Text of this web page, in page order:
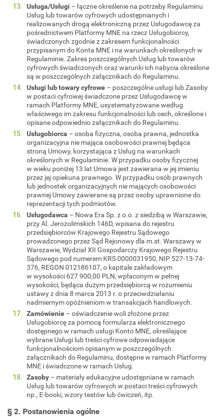
Usługa/Usługi – łączne określenie na potrzeby Regulaminu
Usług lub towarów cyfrowych udostępnianych i
realizowanych drogą elektroniczną przez Usługodawcę za
pośrednictwem Platformy MNE na rzecz Usługobiorcy,
świadczonych zgodnie z zakresem funkcjonalności
przypisanym do Konta MNE i na warunkach określonych w
Regulaminie. Zakres poszczególnych Usług lub towarów
cyfrowych świadczonych oraz warunki ich nabycia określone
są w poszczególnych załącznikach do Regulaminu.
Usługi lub towary cyfrowe – poszczególne usługi lub Zasoby
w postaci cyfrowej świadczone przez Usługodawcę w
ramach Platformy MNE, usystematyzowane według
właściwego im zakresu funkcjonalności lub cech, określone i
opisane odpowiednio załącznikach do Regulaminu.
Usługobiorca – osoba fizyczna, osoba prawna, jednostka
organizacyjna nie mająca osobowości prawnej będąca
stroną Umowy, korzystająca z Usług na warunkach
określonych w Regulaminie. W przypadku osoby fizycznej
w wieku poniżej 13 lat Umowa jest zawierana w jej imieniu
przez jej opiekuna prawnego. W przypadku osób prawnych
lub jednostek organizacyjnych nie mających osobowości
prawnej Umowy zawierane są przez osoby uprawnione do
reprezentacji tych podmiotów.
Usługodawca – Nowa Era Sp. z o.o. z siedzibą w Warszawie,
przy Al. Jerozolimskich 146D, wpisana do rejestru
przedsiębiorców Krajowego Rejestru Sądowego
prowadzonego przez Sąd Rejonowy dla m.st. Warszawy w
Warszawie, Wydział XII Gospodarczy Krajowego Rejestru
Sądowego pod numerem KRS 0000031950, NIP 527-13-74-
376, REGON 012186107, o kapitale zakładowym
w wysokości 627 900,00 PLN, wpłaconym w pełnej
wysokości, będąca dużym przedsiębiorcą w rozumieniu
ustawy z dnia 8 marca 2013 r. o przeciwdziałaniu
nadmiernym opóźnieniom w transakcjach handlowych.
Zamówienie – oświadczenie woli złożone przez
Usługobiorcę za pomocą formularza elektronicznego
dostępnego w ramach usługi Konto MNE, określające
wybrane Usługi lub treści cyfrowe odpowiadające
funkcjonalnościom opisanym w poszczególnych
załącznikach do Regulaminu, dostępne w ramach Platformy
MNE i świadczone w ramach Usług.
Zasoby – materiały edukacyjne udostępniane w ramach
Usług lub towarów cyfrowych w postaci treści cyfrowych
np., E-booki, wzory testów lub ćwiczeń, itp.
§ 2. Postanowienia ogólne